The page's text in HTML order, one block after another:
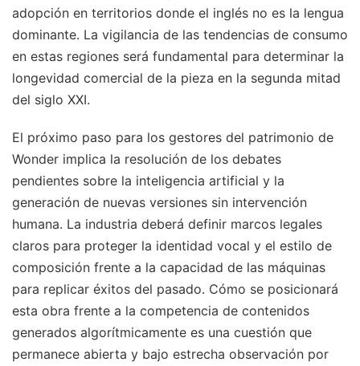
adopción en territorios donde el inglés no es la lengua
dominante. La vigilancia de las tendencias de consumo
en estas regiones será fundamental para determinar la
longevidad comercial de la pieza en la segunda mitad
del siglo XXI.
El próximo paso para los gestores del patrimonio de
Wonder implica la resolución de los debates
pendientes sobre la inteligencia artificial y la
generación de nuevas versiones sin intervención
humana. La industria deberá definir marcos legales
claros para proteger la identidad vocal y el estilo de
composición frente a la capacidad de las máquinas
para replicar éxitos del pasado. Cómo se posicionará
esta obra frente a la competencia de contenidos
generados algorítmicamente es una cuestión que
permanece abierta y bajo estrecha observación por